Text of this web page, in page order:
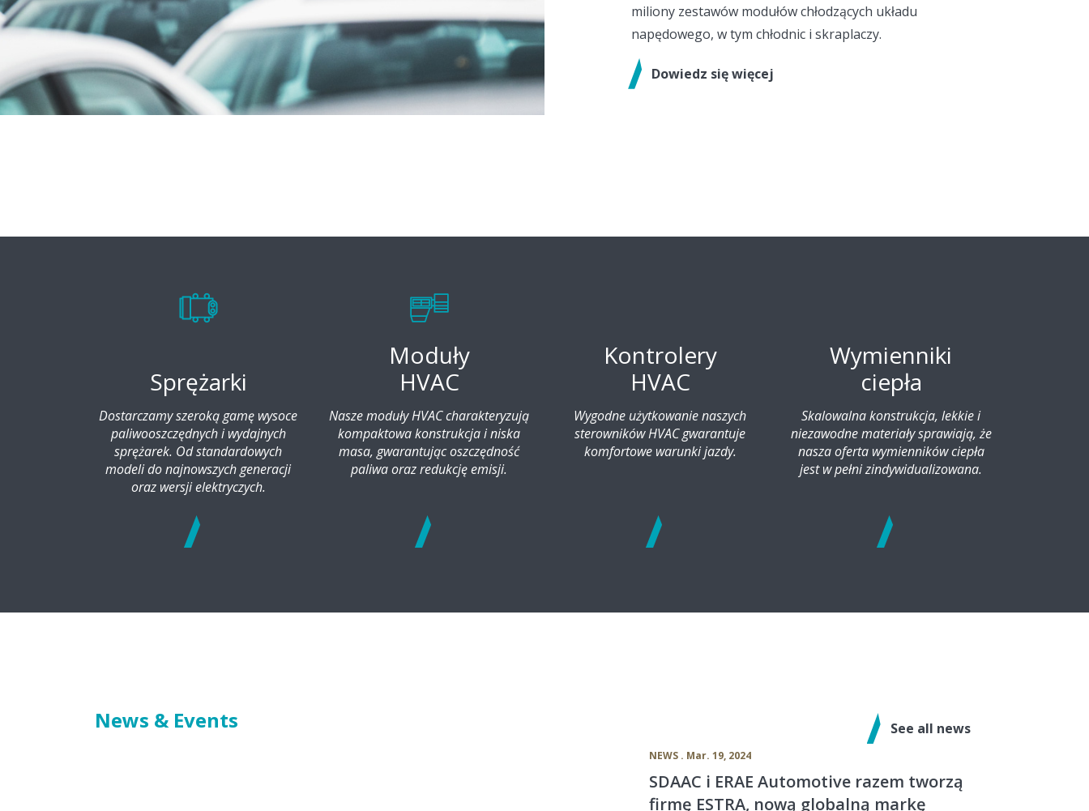
miliony zestawów modułów chłodzących układu
napędowego, w tym chłodnic i skraplaczy.
Dowiedz się więcej
Sprężarki
Dostarczamy szeroką gamę wysoce
paliwooszczędnych i wydajnych
sprężarek. Od standardowych
modeli do najnowszych generacji
oraz wersji elektryczych.
Moduły
HVAC
Nasze moduły HVAC charakteryzują
kompaktowa konstrukcja i niska
masa, gwarantując oszczędność
paliwa oraz redukcję emisji.
Kontrolery
HVAC
Wygodne użytkowanie naszych
sterowników HVAC gwarantuje
komfortowe warunki jazdy.
Wymienniki
ciepła
Skalowalna konstrukcja, lekkie i
niezawodne materiały sprawiają, że
nasza oferta wymienników ciepła
jest w pełni zindywidualizowana.
News & Events See all news
NEWS . Mar. 19, 2024
SDAAC i ERAE Automotive razem tworzą
firmę ESTRA, nową globalną markę